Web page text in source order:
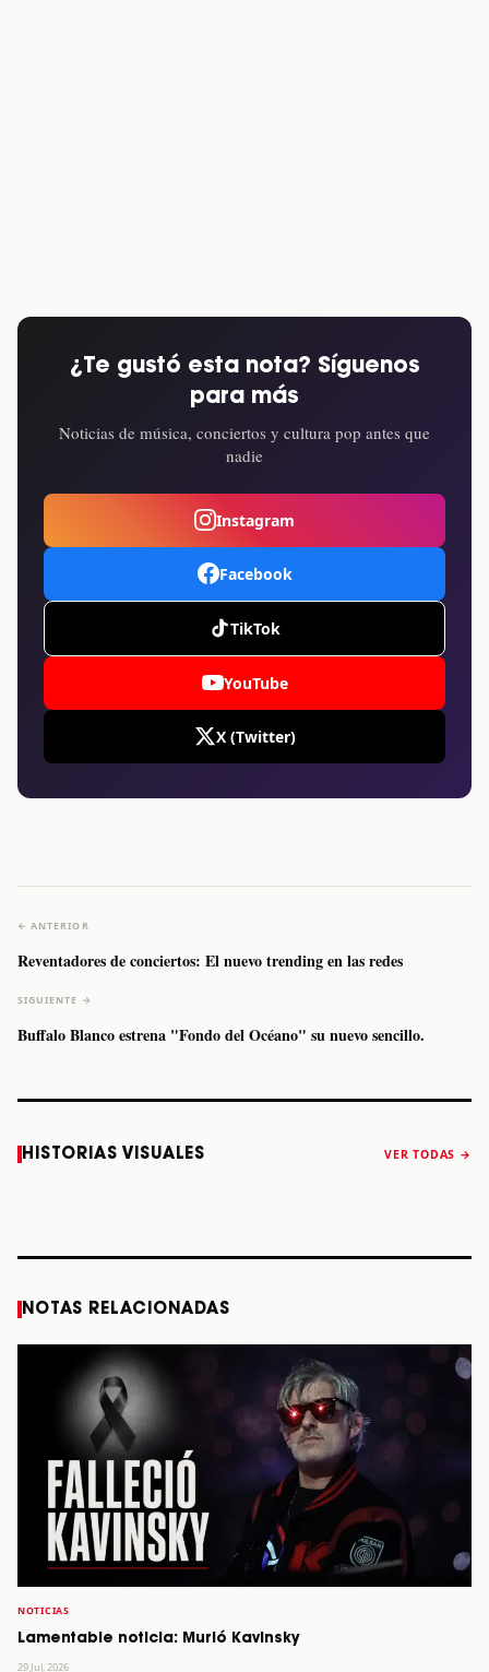
¿Te gustó esta nota? Síguenos
para más
Noticias de música, conciertos y cultura pop antes que
nadie
Instagram
Facebook
TikTok
YouTube
X (Twitter)
← ANTERIOR
Reventadores de conciertos: El nuevo trending en las redes
SIGUIENTE →
Buffalo Blanco estrena "Fondo del Océano" su nuevo sencillo.
HISTORIAS VISUALES VER TODAS →
Caifanes regresa
a Monterrey el
Fallece Felipe
Staiti, guitarrista
anuncia “Reality
NOTAS RELACIONADAS
NOTICIAS
Lamentable noticia: Murió Kavinsky
29 Jul, 2026